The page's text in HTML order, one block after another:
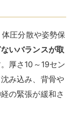
がしにくく、価
すすめな人】
る